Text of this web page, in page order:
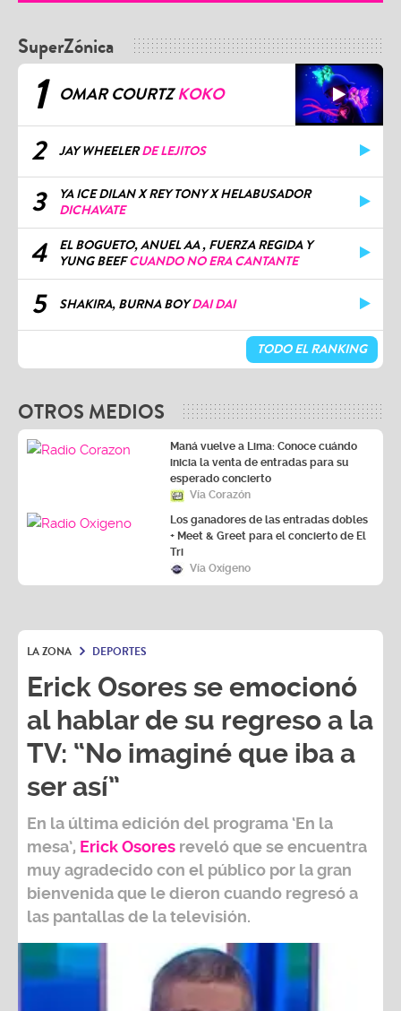
SuperZónica
1 OMAR COURTZKOKO
2 JAY WHEELERDE LEJITOS
3
YA ICE DILAN X REY TONY X HELABUSADOR
DICHAVATE
4
EL BOGUETO, ANUEL AA , FUERZA REGIDA Y
YUNG BEEFCUANDO NO ERA CANTANTE
5 SHAKIRA, BURNA BOYDAI DAI
TODO EL RANKING
OTROS MEDIOS
Maná vuelve a Lima: Conoce cuándo
inicia la venta de entradas para su
esperado concierto
Vía Corazón
Los ganadores de las entradas dobles
+ Meet & Greet para el concierto de El
Tri
Vía Oxígeno
LA ZONA DEPORTES
Erick Osores se emocionó
al hablar de su regreso a la
TV: “No imaginé que iba a
ser así”
En la última edición del programa ‘En la
mesa’, Erick Osores reveló que se encuentra
muy agradecido con el público por la gran
bienvenida que le dieron cuando regresó a
las pantallas de la televisión.